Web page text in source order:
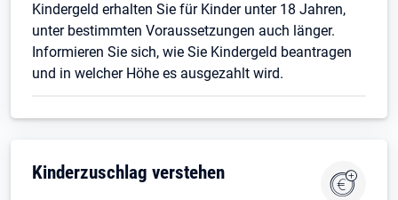
Kindergeld erhalten Sie für Kinder unter 18 Jahren,
unter bestimmten Voraussetzungen auch länger.
Informieren Sie sich, wie Sie Kindergeld beantragen
und in welcher Höhe es ausgezahlt wird.
Kinderzuschlag verstehen